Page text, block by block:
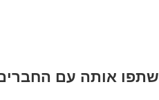
אותה עם